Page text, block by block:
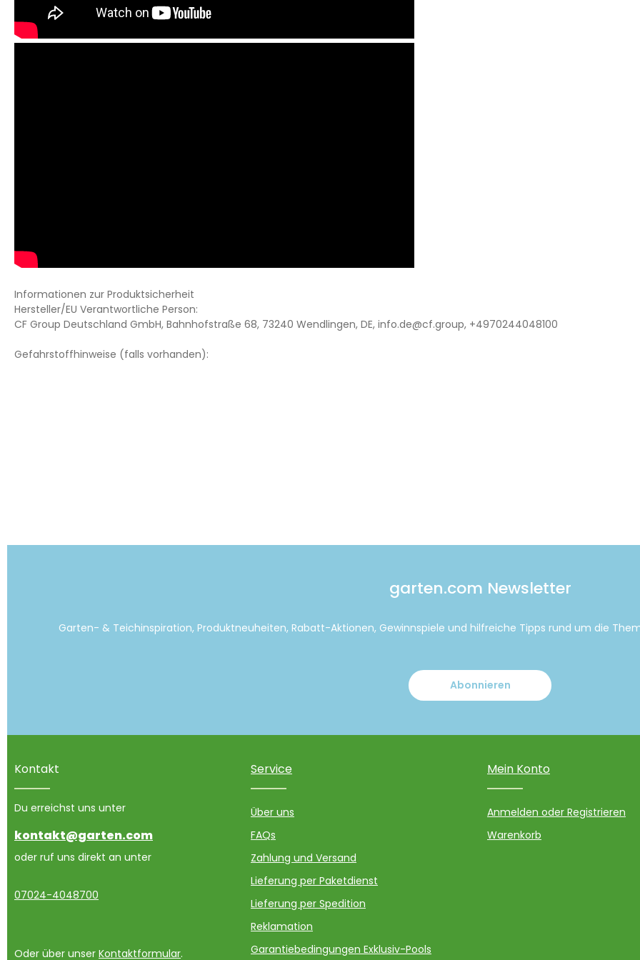
Informationen zur Produktsicherheit
Hersteller/EU Verantwortliche Person:
CF Group Deutschland GmbH, Bahnhofstraße 68, 73240 Wendlingen, DE, info.de@cf.group, +4970244048100
Gefahrstoffhinweise (falls vorhanden):
garten.com Newsletter
Garten- & Teichinspiration, Produktneuheiten, Rabatt-Aktionen, Gewinnspiele und hilfreiche Tipps rund um die
Abonnieren
Kontakt
Du erreichst uns unter
kontakt@garten.com
oder ruf uns direkt an unter
07024-4048700
Oder über unser Kontaktformular.
Service
Über uns
FAQs
Zahlung und Versand
Lieferung per Paketdienst
Lieferung per Spedition
Reklamation
Garantiebedingungen Exklusiv-Pools
Mein Konto
Anmelden oder Registrieren
Warenkorb